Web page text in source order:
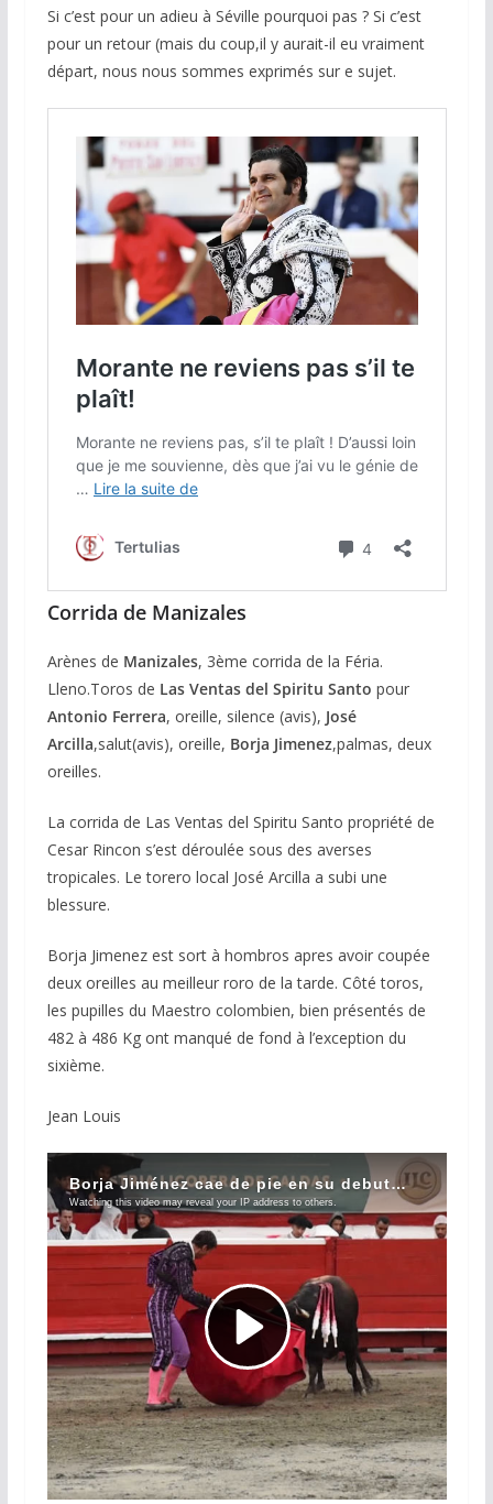
Si c’est pour un adieu à Séville pourquoi pas ? Si c’est
pour un retour (mais du coup,il y aurait-il eu vraiment
départ, nous nous sommes exprimés sur e sujet.
Corrida de Manizales
Arènes de Manizales, 3ème corrida de la Féria.
Lleno.Toros de Las Ventas del Spiritu Santo pour
Antonio Ferrera, oreille, silence (avis), José
Arcilla,salut(avis), oreille, Borja Jimenez,palmas, deux
oreilles.
La corrida de Las Ventas del Spiritu Santo propriété de
Cesar Rincon s’est déroulée sous des averses
tropicales. Le torero local José Arcilla a subi une
blessure.
Borja Jimenez est sort à hombros apres avoir coupée
deux oreilles au meilleur roro de la tarde. Côté toros,
les pupilles du Maestro colombien, bien présentés de
482 à 486 Kg ont manqué de fond à l’exception du
sixième.
Jean Louis